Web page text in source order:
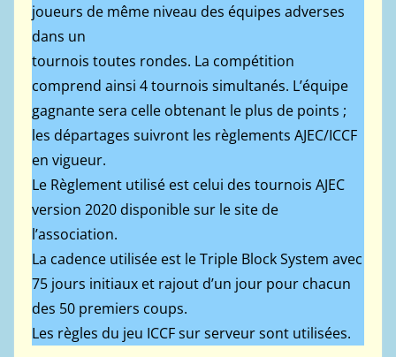
joueurs de même niveau des équipes adverses
dans un
tournois toutes rondes. La compétition
comprend ainsi 4 tournois simultanés. L’équipe
gagnante sera celle obtenant le plus de points ;
les départages suivront les règlements AJEC/ICCF
en vigueur.
Le Règlement utilisé est celui des tournois AJEC
version 2020 disponible sur le site de
l’association.
La cadence utilisée est le Triple Block System avec
75 jours initiaux et rajout d’un jour pour chacun
des 50 premiers coups.
Les règles du jeu ICCF sur serveur sont utilisées.